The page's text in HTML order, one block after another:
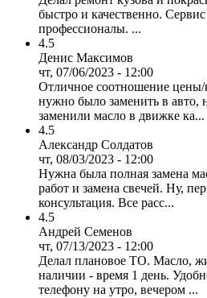
быстро и качественно.
профессионалы. ...
4.5
Денис Максимов
чт, 07/06/2023 - 12:00
Отличное соотношение цены/
нужно было заменить в авто,
заменили масло в движке ка...
4.5
Александр Солдатов
чт, 08/03/2023 - 12:00
Нужна была полная замена
работ и замена свечей. Ну,
консультация. Все расс...
4.5
Андрей Семенов
чт, 07/13/2023 - 12:00
Делал плановое ТО. Масло,
наличии - время 1 день.
телефону на утро, вечером ...